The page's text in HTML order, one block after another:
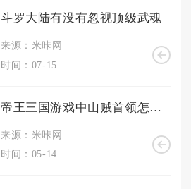
斗罗大陆有没有忽视顶级武魂
来源：米咔网
时间：07-15
帝王三国游戏中山贼首领怎么找
来源：米咔网
时间：05-14